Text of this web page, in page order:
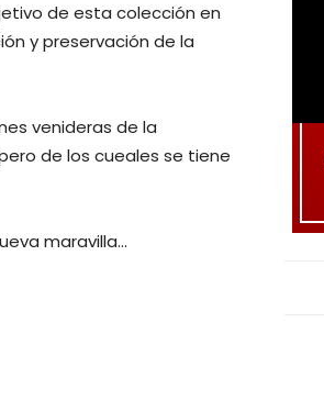
de esta colección en
y preservación de la
venideras de la
de los cueales se tiene
maravilla…